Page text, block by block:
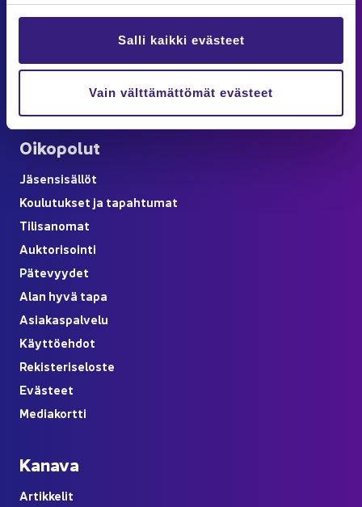
Salli kaikki evästeet
Vain välttämättömät evästeet
Las­ku­tus­tie­dot
Oi­ko­po­lut
Jä­sen­si­säl­löt
Kou­lu­tuk­set ja ta­pah­tu­mat
Ti­li­sa­no­mat
Auk­to­ri­soin­ti
Pä­te­vyy­det
Alan hyvä tapa
Asia­kas­pal­ve­lu
Käyt­tö­eh­dot
Re­kis­te­ri­se­los­te
Eväs­teet
Me­dia­kort­ti
Ka­na­va
Ar­tik­ke­lit